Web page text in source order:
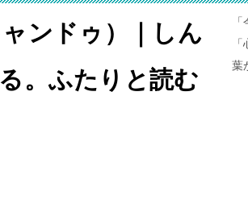
ンドゥ）｜しん
。ふたりと読む
葉